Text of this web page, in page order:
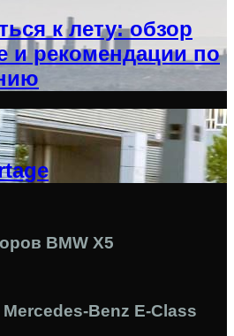
к лету: обзор
и рекомендации по
BMW X5
Benz E-Class